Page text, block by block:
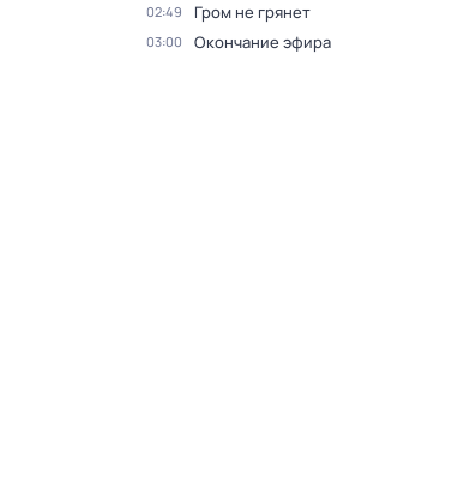
02:49 Гром не грянет
03:00 Окончание эфира